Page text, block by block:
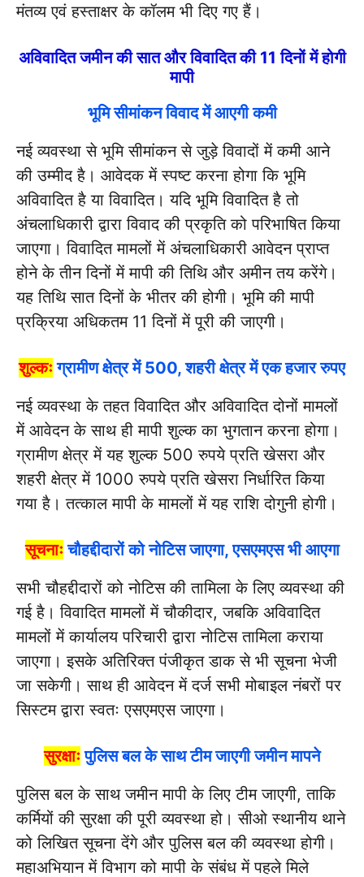
मंतव्य एवं हस्ताक्षर के कॉलम भी दिए गए हैं।
अविवादित जमीन की सात और विवादित की 11 दिनों में होगी
मापी
भूमि सीमांकन विवाद में आएगी कमी
नई व्यवस्था से भूमि सीमांकन से जुड़े विवादों में कमी आने
की उम्मीद है। आवेदक में स्पष्ट करना होगा कि भूमि
अविवादित है या विवादित। यदि भूमि विवादित है तो
अंचलाधिकारी द्वारा विवाद की प्रकृति को परिभाषित किया
जाएगा। विवादित मामलों में अंचलाधिकारी आवेदन प्राप्त
होने के तीन दिनों में मापी की तिथि और अमीन तय करेंगे।
यह तिथि सात दिनों के भीतर की होगी। भूमि की मापी
प्रक्रिया अधिकतम 11 दिनों में पूरी की जाएगी।
शुल्कःग्रामीण क्षेत्र में 500, शहरी क्षेत्र में एक हजार रुपए
नई व्यवस्था के तहत विवादित और अविवादित दोनों मामलों
में आवेदन के साथ ही मापी शुल्क का भुगतान करना होगा।
ग्रामीण क्षेत्र में यह शुल्क 500 रुपये प्रति खेसरा और
शहरी क्षेत्र में 1000 रुपये प्रति खेसरा निर्धारित किया
गया है। तत्काल मापी के मामलों में यह राशि दोगुनी होगी।
सूचनाःचौहद्दीदारों को नोटिस जाएगा, एसएमएस भी आएगा
सभी चौहद्दीदारों को नोटिस की तामिला के लिए व्यवस्था की
गई है। विवादित मामलों में चौकीदार, जबकि अविवादित
मामलों में कार्यालय परिचारी द्वारा नोटिस तामिला कराया
जाएगा। इसके अतिरिक्त पंजीकृत डाक से भी सूचना भेजी
जा सकेगी। साथ ही आवेदन में दर्ज सभी मोबाइल नंबरों पर
सिस्टम द्वारा स्वतः एसएमएस जाएगा।
सुरक्षाःपुलिस बल के साथ टीम जाएगी जमीन मापने
पुलिस बल के साथ जमीन मापी के लिए टीम जाएगी, ताकि
कर्मियों की सुरक्षा की पूरी व्यवस्था हो। सीओ स्थानीय थाने
को लिखित सूचना देंगे और पुलिस बल की व्यवस्था होगी।
महाअभियान में विभाग को मापी के संबंध में पहले मिले